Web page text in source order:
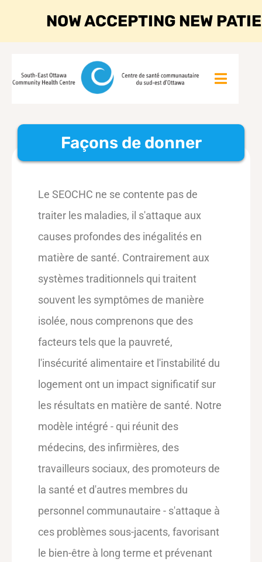
Façons de donner
Le SEOCHC ne se contente pas de
traiter les maladies, il s'attaque aux
causes profondes des inégalités en
matière de santé. Contrairement aux
systèmes traditionnels qui traitent
souvent les symptômes de manière
isolée, nous comprenons que des
facteurs tels que la pauvreté,
l'insécurité alimentaire et l'instabilité du
logement ont un impact significatif sur
les résultats en matière de santé. Notre
modèle intégré - qui réunit des
médecins, des infirmières, des
travailleurs sociaux, des promoteurs de
la santé et d'autres membres du
personnel communautaire - s'attaque à
ces problèmes sous-jacents, favorisant
le bien-être à long terme et prévenant
NOW ACCEPTING NEW